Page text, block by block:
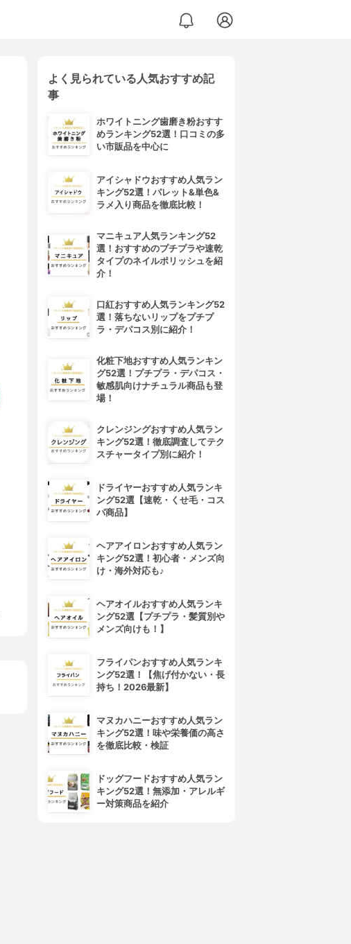
よく見られている人気おすすめ記
事
ホワイトニング歯磨き粉おすす
めランキング52選！口コミの多
い市販品を中心に
アイシャドウおすすめ人気ラン
キング52選！パレット&単色&
ラメ入り商品を徹底比較！
マニキュア人気ランキング52
選！おすすめのプチプラや速乾
タイプのネイルポリッシュを紹
介！
口紅おすすめ人気ランキング52
選！落ちないリップをプチプ
ラ・デパコス別に紹介！
化粧下地おすすめ人気ランキン
グ52選！プチプラ・デパコス・
敏感肌向けナチュラル商品も登
場！
クレンジングおすすめ人気ラン
キング52選！徹底調査してテク
スチャータイプ別に紹介！
ドライヤーおすすめ人気ランキ
ング52選【速乾・くせ毛・コス
パ商品】
ヘアアイロンおすすめ人気ラン
キング52選！初心者・メンズ向
け・海外対応も♪
ヘアオイルおすすめ人気ランキ
ング52選【プチプラ・髪質別や
メンズ向けも！】
フライパンおすすめ人気ランキ
ング52選！【焦げ付かない・長
持ち！2026最新】
マヌカハニーおすすめ人気ラン
キング52選！味や栄養価の高さ
を徹底比較・検証
ドッグフードおすすめ人気ラン
キング52選！無添加・アレルギ
ー対策商品を紹介